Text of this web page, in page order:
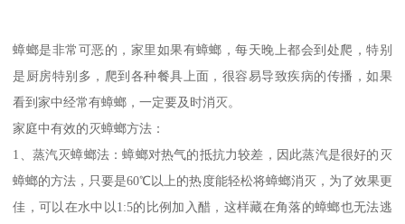
蟑螂是非常可恶的，家里如果有蟑螂，每天晚上都会到处爬，特别
是厨房特别多，爬到各种餐具上面，很容易导致疾病的传播，如果
看到家中经常有蟑螂，一定要及时消灭。
家庭中有效的灭蟑螂方法：
1、蒸汽灭蟑螂法：蟑螂对热气的抵抗力较差，因此蒸汽是很好的灭
蟑螂的方法，只要是60℃以上的热度能轻松将蟑螂消灭，为了效果更
佳，可以在水中以1:5的比例加入醋，这样藏在角落的蟑螂也无法逃